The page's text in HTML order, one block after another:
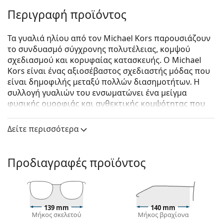
Περιγραφή προϊόντος
Τα γυαλιά ηλίου από τον Michael Kors παρουσιάζουν
το συνδυασμό σύγχρονης πολυτέλειας, κομψού
σχεδιασμού και κορυφαίας κατασκευής. Ο Michael
Kors είναι ένας αξιοσέβαστος σχεδιαστής μόδας που
είναι δημοφιλής μεταξύ πολλών διασημοτήτων. Η
συλλογή γυαλιών του ενσωματώνει ένα μείγμα
φυσικής ομορφιάς και ανθεκτικής κομψότητας που
αγαπούν τον εξαιρετικό συνδυασμό μοναδικού στυλ,
χρωμάτων και ποιοτικών υλικών.
γυναικεία γυαλιά ηλίου.
Δείτε πώς φαίνονται πάνω σας αυτά τα γυαλιά ηλίου
με τη λειτουργία του Εικονικού καθρέφτη του
Lentiamo.
Σκελετός γυαλιών ηλίου
Δείτε περισσότερα
Προδιαγραφές προϊόντος
139 mm
Μήκος σκελετού
140 mm
Μήκος βραχίονα